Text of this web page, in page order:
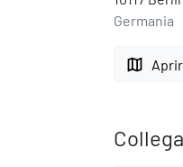
Germania
map